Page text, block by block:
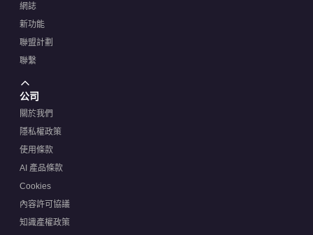
網誌
新功能
聯盟計劃
聯繫
公司
關於我們
隱私權政策
使用條款
AI 產品條款
Cookies
內容許可協議
知識產權政策